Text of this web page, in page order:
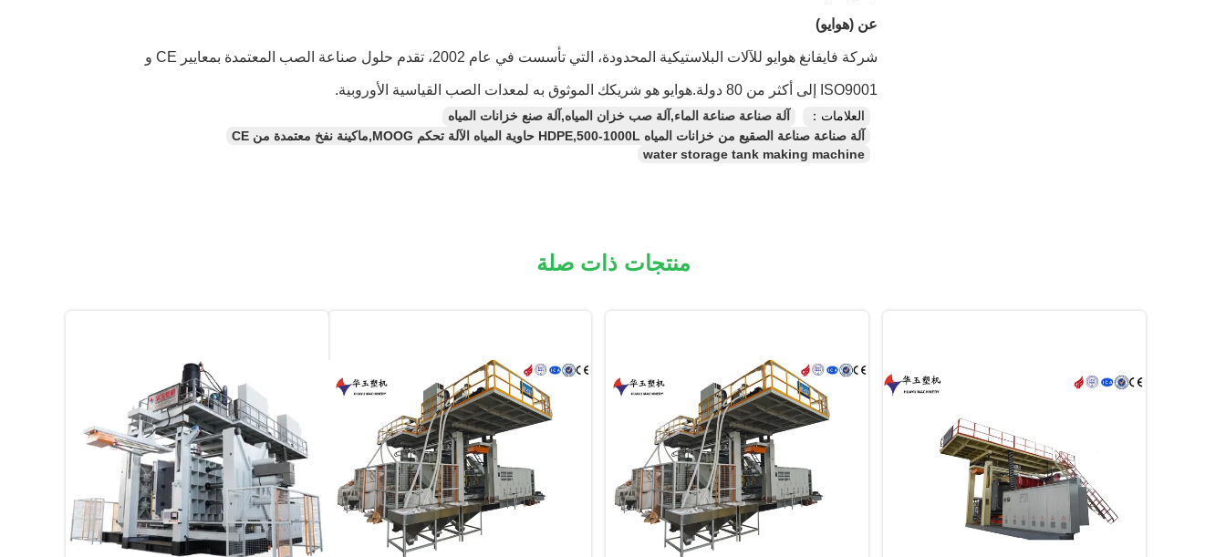
عن (هوايو)
شركة فايفانغ هوايو للآلات البلاستيكية المحدودة، التي تأسست في عام 2002، تقدم حلول صناعة الصب المعتمدة بمعايير CE و
ISO9001 إلى أكثر من 80 دولة.هوايو هو شريكك الموثوق به لمعدات الصب القياسية الأوروبية.
العلامات：
آلة صناعة صناعة الماء,آلة صب خزان المياه,آلة صنع خزانات المياه
آلة صناعة صناعة الصقيع من خزانات المياه HDPE,500-1000L حاوية المياه الآلة تحكم MOOG,ماكينة نفخ معتمدة من CE
water storage tank making machine
منتجات ذات صلة